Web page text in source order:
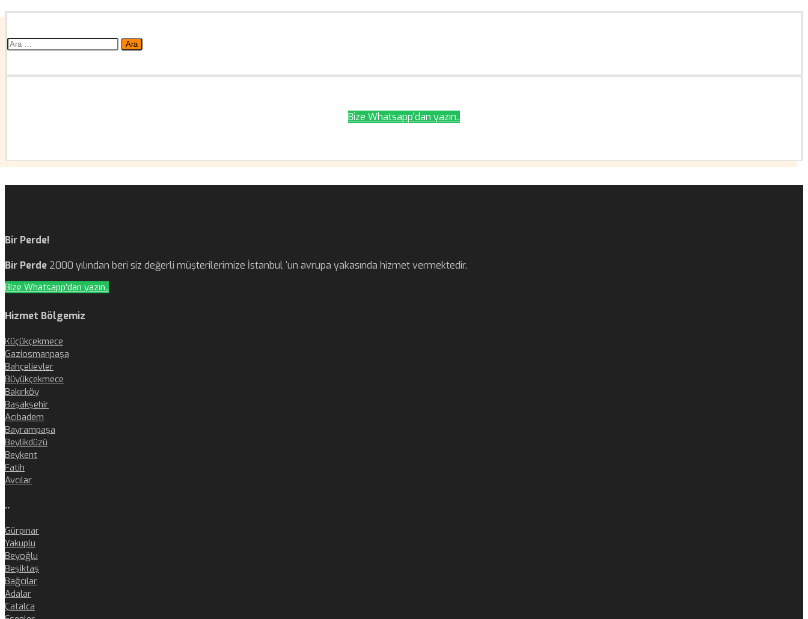
Arama:
Bize Whatsapp'dan yazın..
Bir Perde!
Bir Perde 2000 yılından beri siz değerli müşterilerimize İstanbul ‘un avrupa yakasında hizmet vermektedir.
Bize Whatsapp'dan yazın..
Hizmet Bölgemiz
Küçükçekmece
Gaziosmanpaşa
Bahçelievler
Büyükçekmece
Bakırköy
Başakşehir
Acıbadem
Bayrampaşa
Beylikdüzü
Beykent
Fatih
Avcılar
..
Gürpınar
Yakuplu
Beyoğlu
Beşiktaş
Bağcılar
Adalar
Çatalca